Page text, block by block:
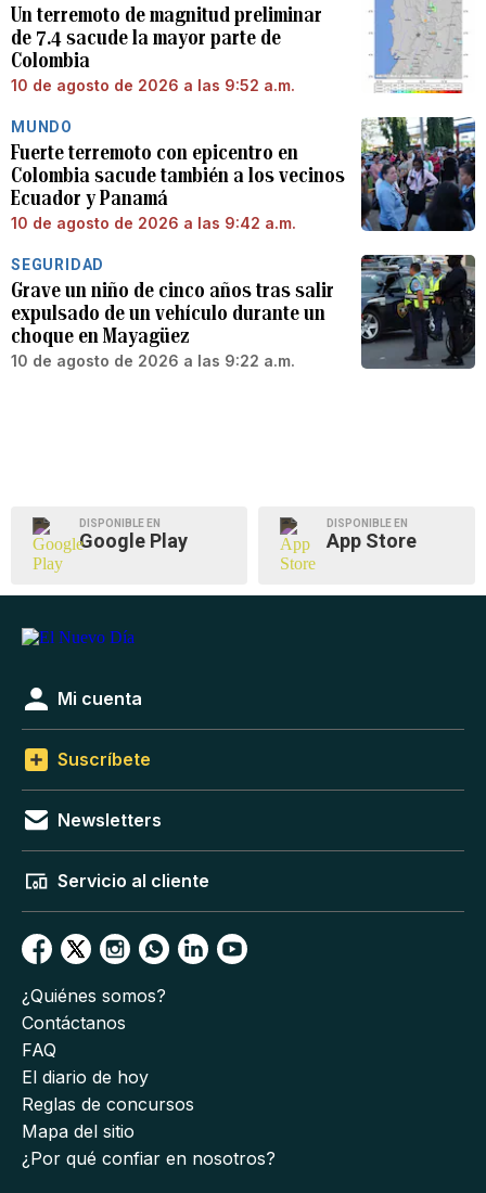
Un terremoto de magnitud preliminar
de 7.4 sacude la mayor parte de
Colombia
10 de agosto de 2026 a las 9:52 a.m.
MUNDO
Fuerte terremoto con epicentro en
Colombia sacude también a los vecinos
Ecuador y Panamá
10 de agosto de 2026 a las 9:42 a.m.
SEGURIDAD
Grave un niño de cinco años tras salir
expulsado de un vehículo durante un
choque en Mayagüez
10 de agosto de 2026 a las 9:22 a.m.
DISPONIBLE EN
Google Play
DISPONIBLE EN
App Store
Mi cuenta
Suscríbete
Newsletters
Servicio al cliente
¿Quiénes somos?
Contáctanos
FAQ
El diario de hoy
Reglas de concursos
Mapa del sitio
¿Por qué confiar en nosotros?